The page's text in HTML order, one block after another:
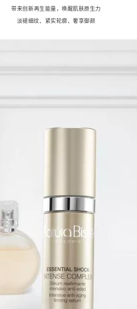
带来创新再生能量，唤醒肌肤原生力
淡褪细纹、 紧实轮廓、奢享御颜